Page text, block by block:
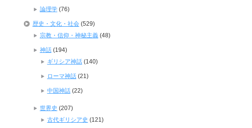
論理学(76)
歴史・文化・社会(529)
宗教・信仰・神秘主義(48)
神話(194)
ギリシア神話(140)
ローマ神話(21)
中国神話(22)
世界史 (207)
古代ギリシア史 (121)